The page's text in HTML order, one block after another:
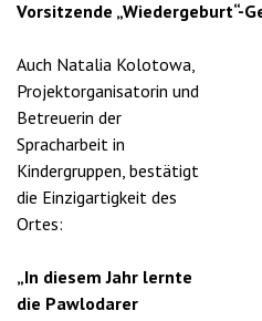
Vorsitzende „Wiedergeburt“-
Auch Natalia Kolotowa,
Projektorganisatorin und
Betreuerin der
Spracharbeit in
Kindergruppen, bestätigt
die Einzigartigkeit des
Ortes:
„In diesem Jahr lernte
die Pawlodarer